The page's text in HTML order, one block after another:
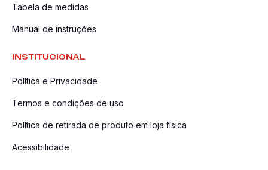
Tabela de medidas
Manual de instruções
INSTITUCIONAL
Política e Privacidade
Termos e condições de uso
Política de retirada de produto em loja física
Acessibilidade